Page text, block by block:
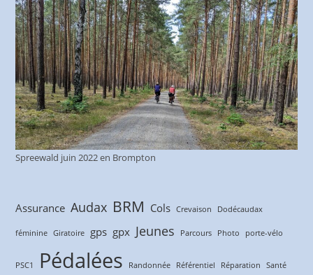
Spreewald juin 2022 en Brompton
Assurance Audax BRM Cols Crevaison Dodécaudax
féminine Giratoire gps gpx Jeunes Parcours Photo porte-vélo
PSC1 Pédalées Randonnée Référentiel Réparation Santé